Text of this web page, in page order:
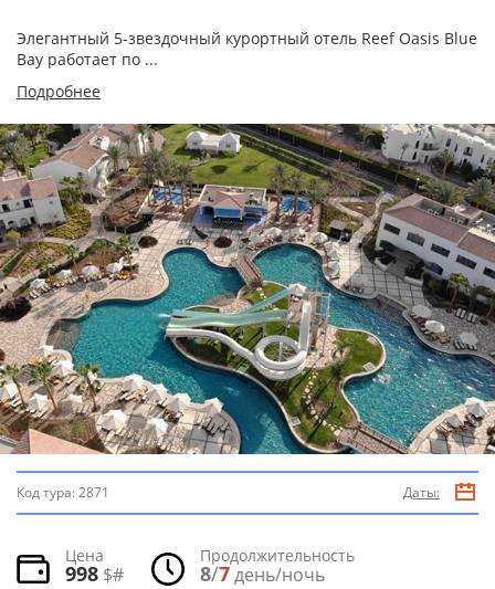
Элегантный 5-звездочный курортный отель Reef Oasis Blue
Bay работает по ...
Подробнее
Код тура:2871 Даты:
Цена
998 $#
Продолжительность
8/7день/ночь